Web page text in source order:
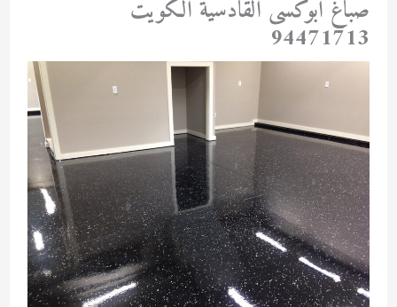
صباغ ابوكسى القادسية الكويت
94471713